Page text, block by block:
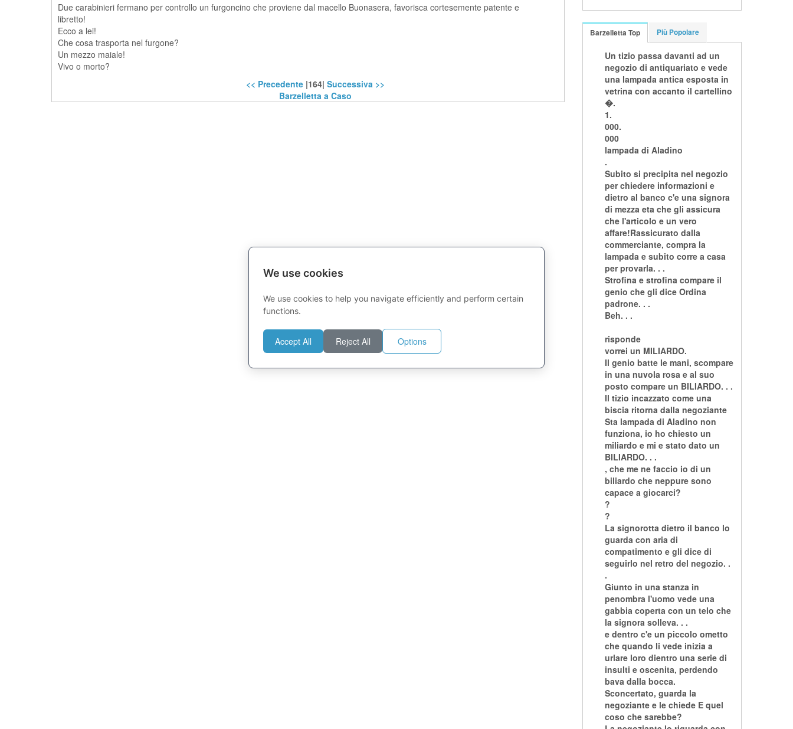
Due carabinieri fermano per controllo un furgoncino che proviene dal macello Buonasera, favorisca cortesemente patente e
libretto!
Ecco a lei!
Che cosa trasporta nel furgone?
Un mezzo maiale!
Vivo o morto?
<< Precedente |164| Successiva >>
Barzelletta a Caso
Barzelletta Top Più Popolare
Un tizio passa davanti ad un
negozio di antiquariato e vede
una lampada antica esposta in
vetrina con accanto il cartellino
�.
1.
000.
000
lampada di Aladino
.
Subito si precipita nel negozio
per chiedere informazioni e
dietro al banco c'e una signora
di mezza eta che gli assicura
che l'articolo e un vero
affare!Rassicurato dalla
commerciante, compra la
lampada e subito corre a casa
per provarla. . .
Strofina e strofina compare il
genio che gli dice Ordina
padrone. . .
Beh. . .
risponde
vorrei un MILIARDO.
Il genio batte le mani, scompare
in una nuvola rosa e al suo
posto compare un BILIARDO. . .
Il tizio incazzato come una
biscia ritorna dalla negoziante
Sta lampada di Aladino non
funziona, io ho chiesto un
miliardo e mi e stato dato un
BILIARDO. . .
, che me ne faccio io di un
biliardo che neppure sono
capace a giocarci?
?
?
La signorotta dietro il banco lo
guarda con aria di
compatimento e gli dice di
seguirlo nel retro del negozio. .
.
Giunto in una stanza in
penombra l'uomo vede una
gabbia coperta con un telo che
la signora solleva. . .
e dentro c'e un piccolo ometto
che quando li vede inizia a
urlare loro dientro una serie di
insulti e oscenita, perdendo
bava dalla bocca.
Sconcertato, guarda la
negoziante e le chiede E quel
coso che sarebbe?
We use cookies
We use cookies to help you navigate efficiently and perform certain
functions.
Accept All Reject All Options